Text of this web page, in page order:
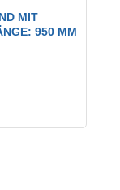
MIT
950 MM